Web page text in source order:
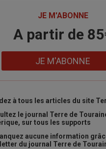
JE M'ABONNE
A partir de
JE M'ABONNE
à tous les articles du site
le journal Terre de
sur tous les supports
aucune information
du journal Terre de